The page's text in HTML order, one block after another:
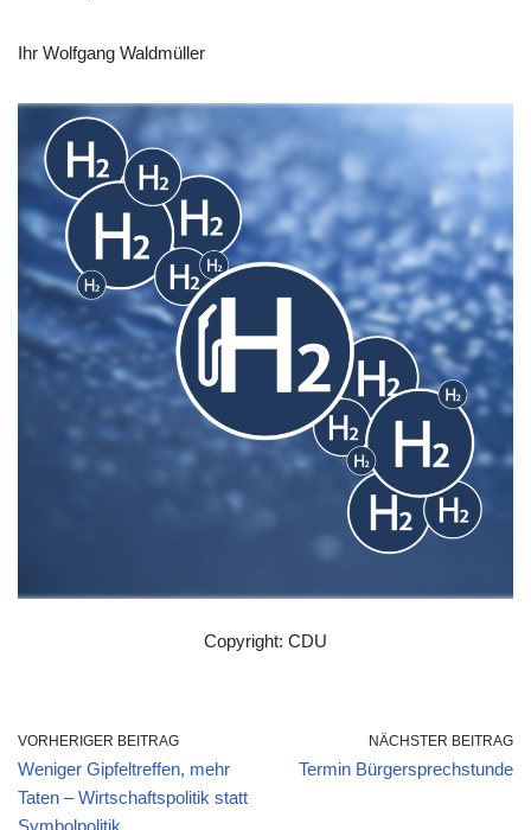
Ihr Wolfgang Waldmüller
Copyright: CDU
VORHERIGER BEITRAG
Weniger Gipfeltreffen, mehr
Taten – Wirtschaftspolitik statt
Symbolpolitik
NÄCHSTER BEITRAG
Termin Bürgersprechstunde